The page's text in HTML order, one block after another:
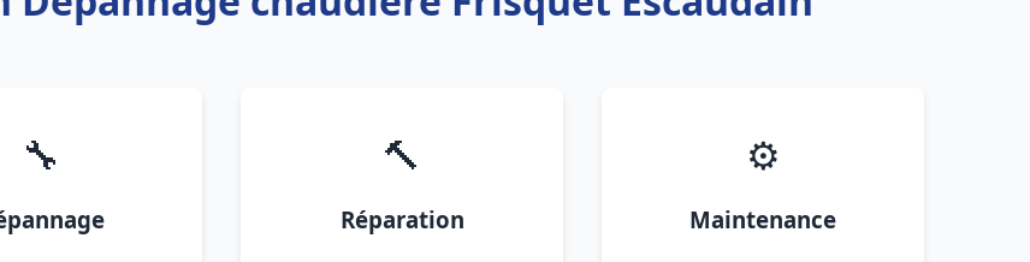
🔧 🔨
Réparation
⚙️
Maintenance